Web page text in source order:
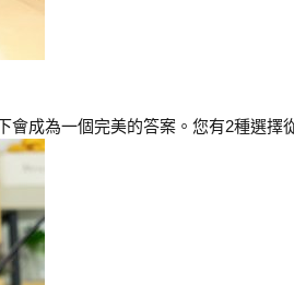
成為一個完美的答案。您有2種選